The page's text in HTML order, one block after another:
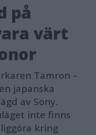
på
värt
Tamron –
japanska
av Sony.
inte finns
kring